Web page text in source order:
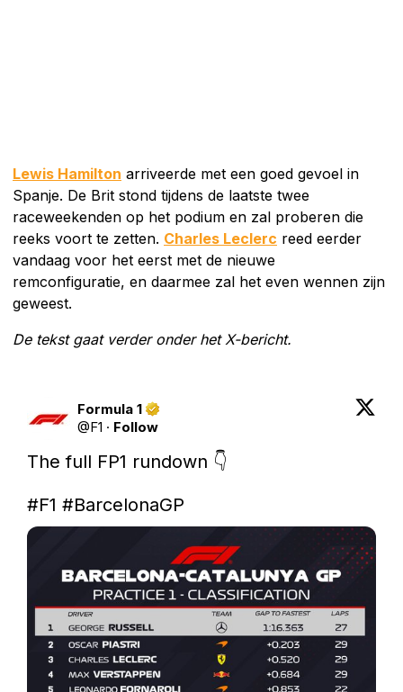
Lewis Hamilton arriveerde met een goed gevoel in
Spanje. De Brit stond tijdens de laatste twee
raceweekenden op het podium en zal proberen die
reeks voort te zetten. Charles Leclerc reed eerder
vandaag voor het eerst met de nieuwe
remconfiguratie, en daarmee zal het even wennen zijn
geweest.
De tekst gaat verder onder het X-bericht.
Formula 1
@F1 · Follow
The full FP1 rundown 👇
#F1 #BarcelonaGP